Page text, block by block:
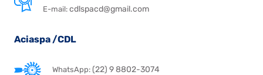
E-mail: cdlspacd@gmail.com
Aciaspa /CDL
WhatsApp:(22) 9 8802-3074